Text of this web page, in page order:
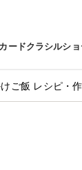
ードクラシルショ
ご飯 レシピ・